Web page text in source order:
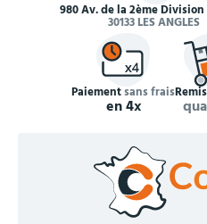
980 Av. de la 2ème
30133 LES ANGLES
Paiementsans frais
en 4x